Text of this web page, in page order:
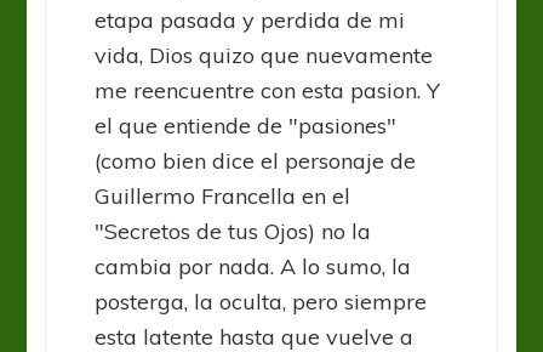
etapa pasada y perdida de mi
vida, Dios quizo que nuevamente
me reencuentre con esta pasion. Y
el que entiende de "pasiones"
(como bien dice el personaje de
Guillermo Francella en el
"Secretos de tus Ojos) no la
cambia por nada. A lo sumo, la
posterga, la oculta, pero siempre
esta latente hasta que vuelve a